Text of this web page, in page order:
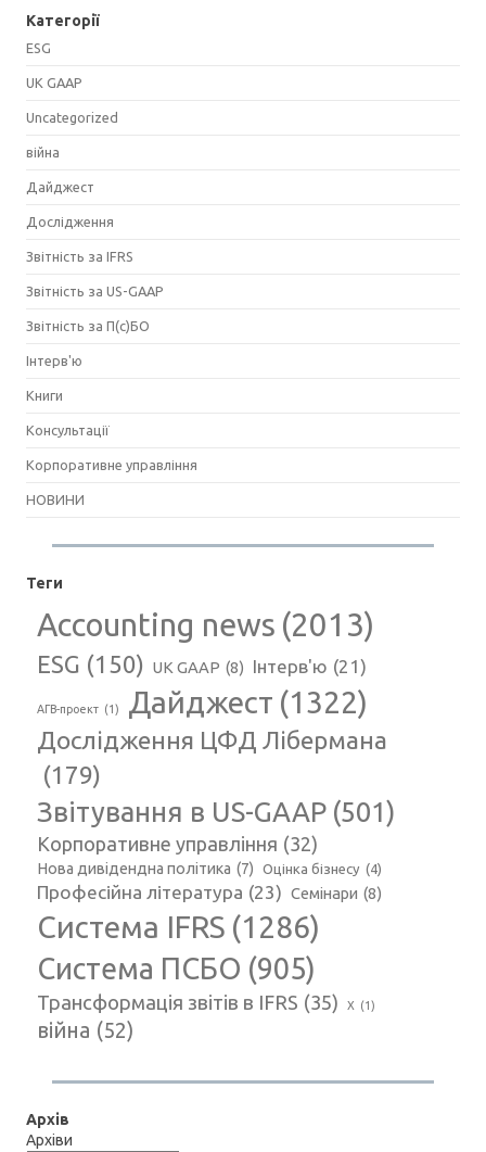
Категорії
ESG
UK GAAP
Uncategorized
війна
Дайджест
Дослідження
Звітність за IFRS
Звітність за US-GAAP
Звітність за П(с)БО
Інтерв'ю
Книги
Консультації
Корпоративне управління
НОВИНИ
Теги
Accounting news (2013)
ESG (150) UK GAAP (8) Інтерв'ю (21)
АГВ-проект (1) Дайджест (1322)
Дослідження ЦФД Лібермана
(179)
Звітування в US-GAAP (501)
Корпоративне управління (32)
Нова дивідендна політика (7) Оцінка бізнесу (4)
Професійна література (23) Семінари (8)
Система IFRS (1286)
Система ПСБО (905)
Трансформація звітів в IFRS (35) Х (1)
війна (52)
Архів
Архіви